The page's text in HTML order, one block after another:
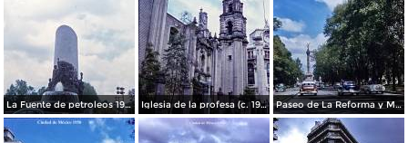
La Fuente de petroleos 1950. Iglesia de la profesa (c. 1950) Paseo de La Reforma y Mto a La Independencia 1950